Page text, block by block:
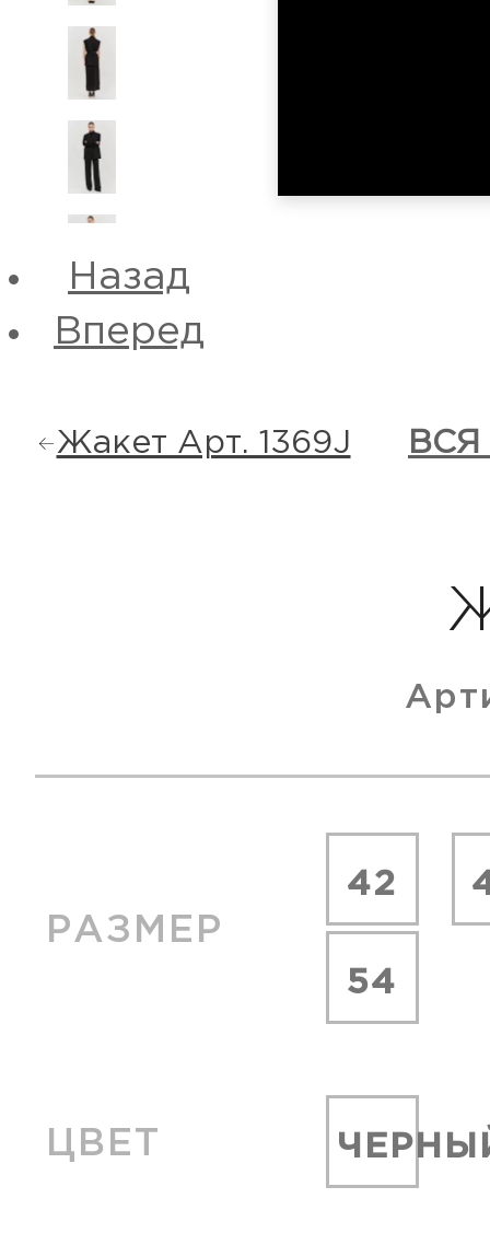
Назад
Вперед
Жакет Арт. 1369J
РАЗМЕР
42
54
ЦВЕТ